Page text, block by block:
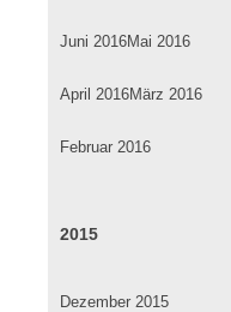
Juni 2016Mai 2016
April 2016März 2016
Februar 2016
2015
Dezember 2015